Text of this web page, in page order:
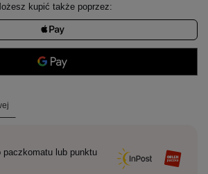
kupić także poprzez:
paczkomatu lub punktu